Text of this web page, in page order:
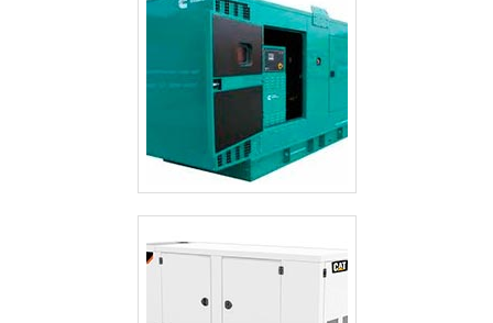
COMPRAR GERADOR PEQUENO A DIESEL
COMPRAR GERADOR DE ENERGIA USADO
COMPRAR GERADOR DE ENERGIA A GASOLINA
COMPRAR GERADOR DE ENERGIA A DIESEL USADO
COMPRAR GERADOR DE ENERGIA A DIESEL SP
COMPRAR GERADOR A GASOLINA
CARREGADOR DE BATERIA PARA GERADOR
ASSISTÊNCIA TÉCNICA PARA GERADORES SP
ASSISTÊNCIA TÉCNICA GRUPO GERADOR INDUSTRIAL
ASSISTÊNCIA TÉCNICA GRUPO GERADOR INDUSTRIAL EM MINAS